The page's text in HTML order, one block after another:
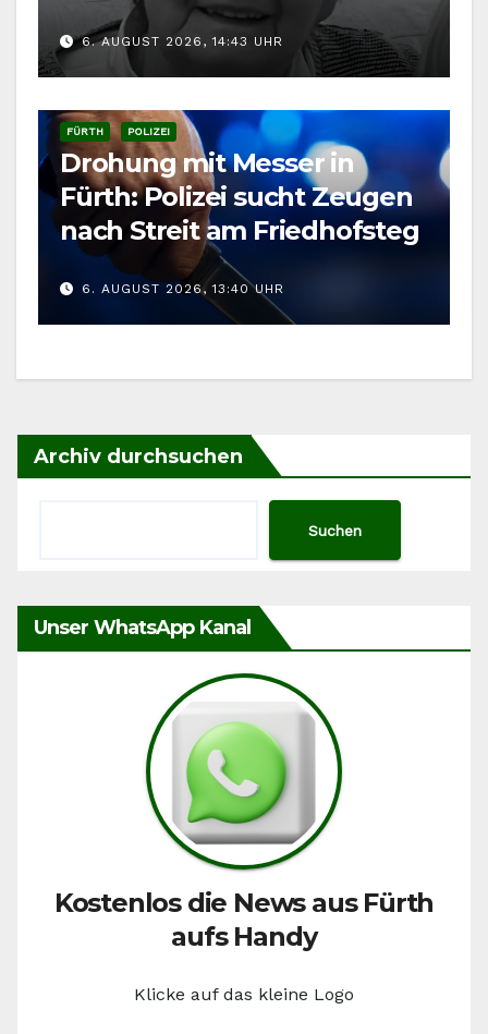
6. AUGUST 2026, 14:43 UHR
FÜRTH POLIZEI
Drohung mit Messer in
Fürth: Polizei sucht Zeugen
nach Streit am Friedhofsteg
6. AUGUST 2026, 13:40 UHR
Archiv durchsuchen
Suchen
Unser WhatsApp Kanal
Kostenlos die News aus Fürth
aufs Handy
Klicke auf das kleine Logo